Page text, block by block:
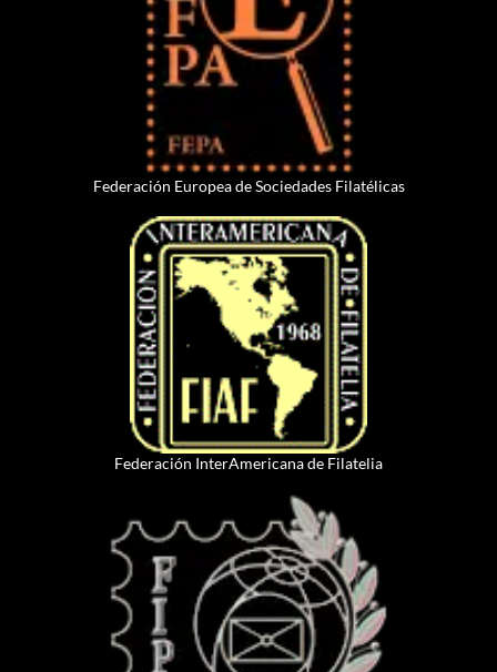
Federación Europea de Sociedades Filatélicas
Federación InterAmericana de Filatelia